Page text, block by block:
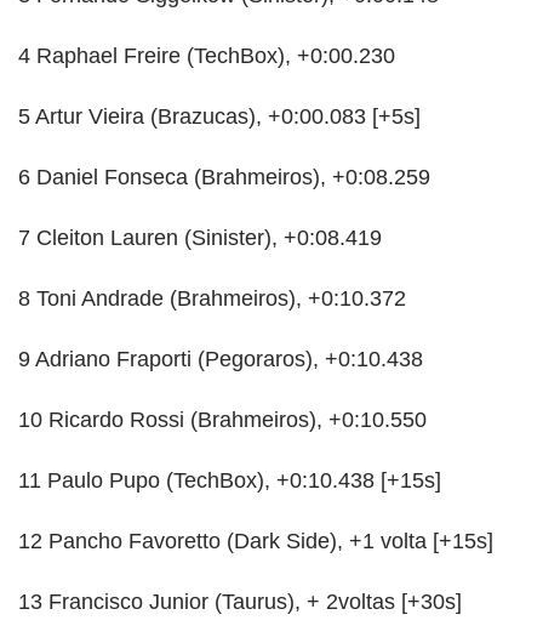
4 Raphael Freire (TechBox), +0:00.230
5 Artur Vieira (Brazucas), +0:00.083 [+5s]
6 Daniel Fonseca (Brahmeiros), +0:08.259
7 Cleiton Lauren (Sinister), +0:08.419
8 Toni Andrade (Brahmeiros), +0:10.372
9 Adriano Fraporti (Pegoraros), +0:10.438
10 Ricardo Rossi (Brahmeiros), +0:10.550
11 Paulo Pupo (TechBox), +0:10.438 [+15s]
12 Pancho Favoretto (Dark Side), +1 volta [+15s]
13 Francisco Junior (Taurus), + 2voltas [+30s]